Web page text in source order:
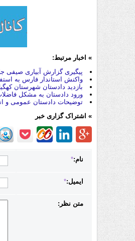
» اخبار مرتبط:
پیگیری گزارش آبیاری صیفی‌
واکنش استاندار فارس به
بازدید دادستان شهرستان
ورود دادستان به مشکل
توضیحات دادستان عمومی و
» اشتراک گزاری خبر
نام:*
ایمیل:*
متن نظر: